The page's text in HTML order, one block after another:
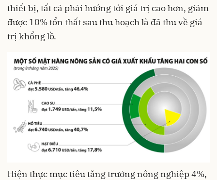
thiết bị, tất cả phải hướng tới giá trị cao hơn, giảm
được 10% tổn thất sau thu hoạch là đã thu về giá
trị khổng lồ.
Hiện thực mục tiêu tăng trưởng nông nghiệp 4%,